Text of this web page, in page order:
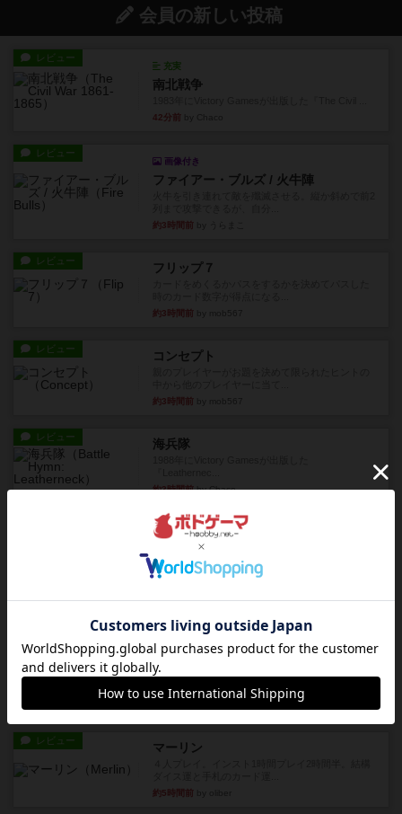
会員の新しい投稿
レビュー
充実
南北戦争
42分前
レビュー
画像付き
ファイアー・ブルズ / 火牛陣
約3時間前
レビュー フリップ７
約3時間前
レビュー コンセプト
約3時間前
レビュー 海兵隊
約3時間前by Chaco
画像付き 充実
パーミッド
おばあちゃんは猫が大好きです!しかし、あまりに
も多くの猫を飼っているた...
画像付き
オラパ・マイン
お気に入りのplayte製です。オラパスペースから
やり、気に入りました...
レビュー マーリン
約5時間前